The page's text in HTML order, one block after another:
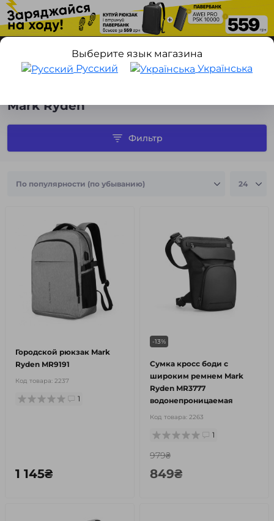
Mark Ryden
Выберите язык магазина
Русский
Українська
Фильтр
Городской рюкзак Mark
Ryden MR9191
Код товара: 2237
1
1 145₴
-13%
Сумка кросс боди с
широким ремнем Mark
Ryden MR3777
водонепроницаемая
Код товара: 2263
1
979₴
849₴